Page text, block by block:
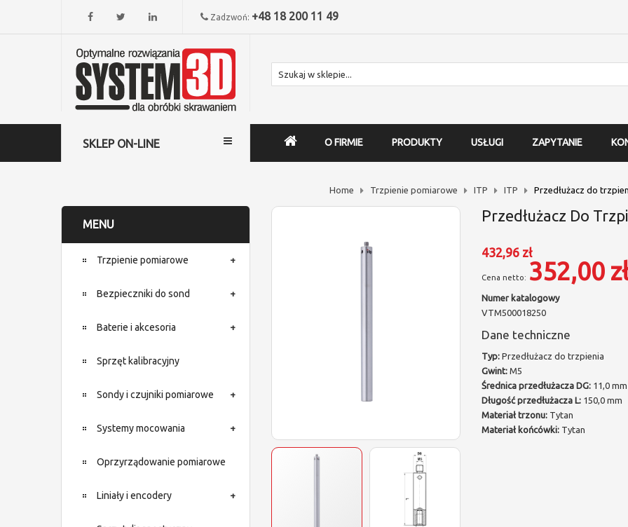
Zadzwoń: +48 18 200 11 49
SKLEP ON-LINE O FIRMIE PRODUKTY USŁUGI ZAPYTANIE
Home Trzpienie pomiarowe ITP ITP Przedłużacz do
MENU
Trzpienie pomiarowe
Bezpieczniki do sond
Baterie i akcesoria
Sprzęt kalibracyjny
Sondy i czujniki pomiarowe
Systemy mocowania
Oprzyrządowanie pomiarowe
Liniały i encodery
Przedłużacz Do
432,96 zł
352,00 zł
Numer katalogowy
VTM500018250
Dane techniczne
Typ:Przedłużacz do trzpienia
Gwint:M5
Średnica przedłużacza DG: 11,0 mm
Długość przedłużacza L: 150,0 mm
Materiał trzonu:Tytan
Materiał końcówki:Tytan